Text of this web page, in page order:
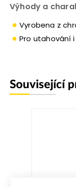
Výhody a
Vyrobena z
Pro utahování
Související